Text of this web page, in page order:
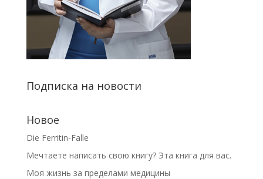
Подписка на новости
Новое
Die Ferritin-Falle
Мечтаете написать свою книгу? Эта книга для вас.
Моя жизнь за пределами медицины